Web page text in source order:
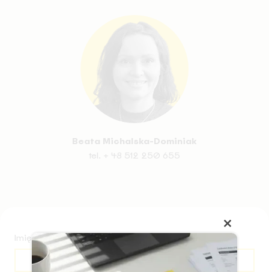
Beata Michalska-Dominiak
tel.
+ 48 512 250 655
Imię
this
module